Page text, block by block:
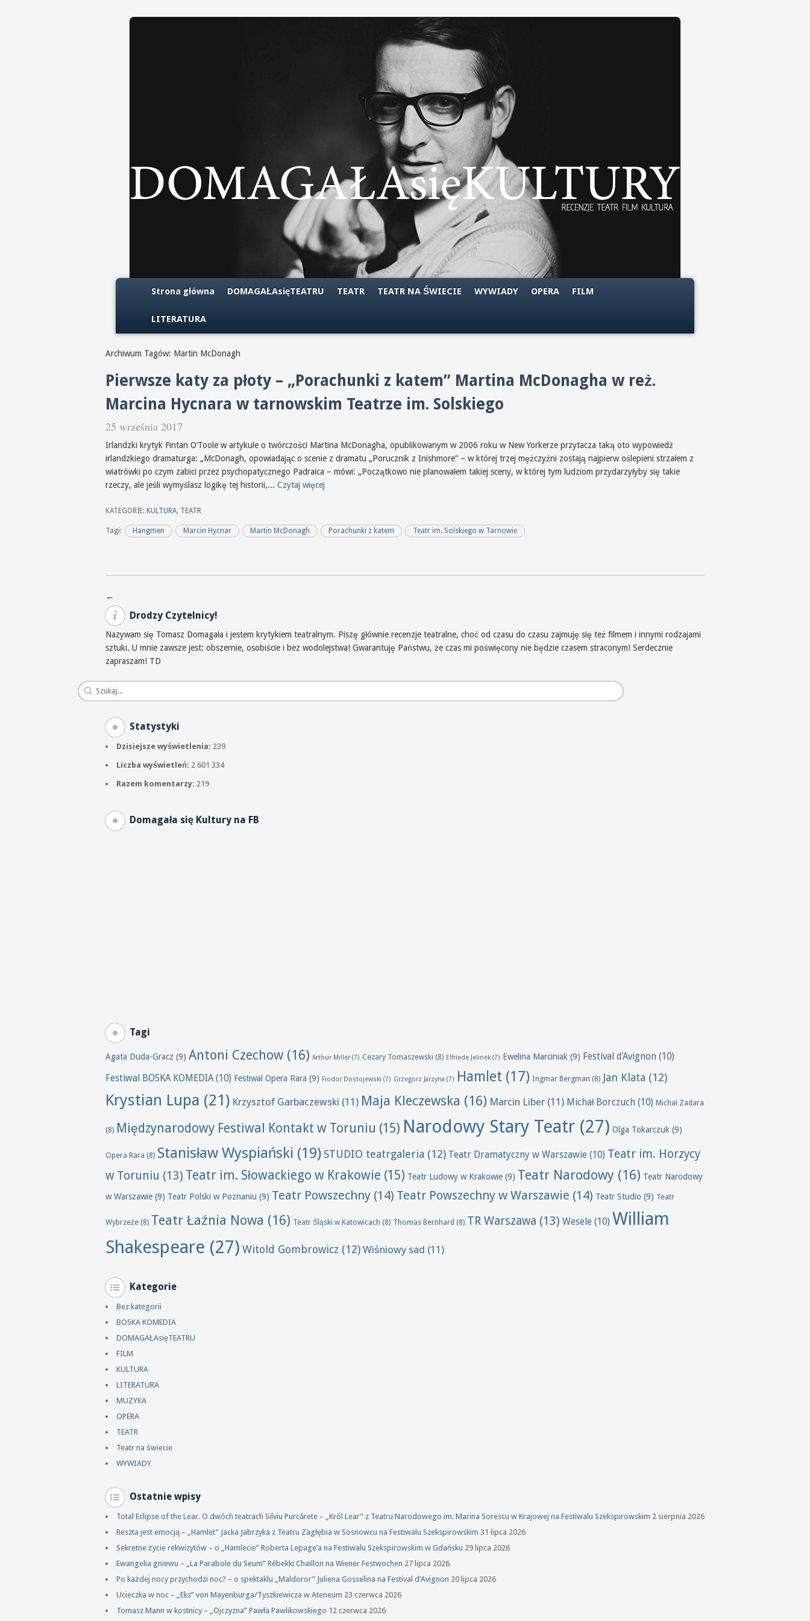
Strona główna DOMAGAŁAsięTEATRU TEATR TEATR NA ŚWIECIE WYWIADY OPERA FILM
LITERATURA
Archiwum Tagów: Martin McDonagh
Pierwsze katy za płoty – „Porachunki z katem” Martina McDonagha w reż.
Marcina Hycnara w tarnowskim Teatrze im. Solskiego
25 września 2017
Irlandzki krytyk Fintan O’Toole w artykule o twórczości Martina McDonagha, opublikowanym w 2006 roku w New Yorkerze przytacza taką oto wypowiedź
irlandzkiego dramaturga: „McDonagh, opowiadając o scenie z dramatu „Porucznik z Inishmore” – w której trzej mężczyźni zostają najpierw oślepieni strzałem z
wiatrówki po czym zabici przez psychopatycznego Padraica – mówi: „Początkowo nie planowałem takiej sceny, w której tym ludziom przydarzyłyby się takie
rzeczy, ale jeśli wymyślasz logikę tej historii,... Czytaj więcej
KATEGORIE: KULTURA TEATR
Tagi: Hangmen Marcin Hycnar Martin McDonagh Porachunki z katem Teatr im. Solskiego w Tarnowie
Nawigacja po wpisach
←
Drodzy Czytelnicy!
Nazywam się Tomasz Domagała i jestem krytykiem teatralnym. Piszę głównie recenzje teatralne, choć od czasu do czasu zajmuję się też filmem i innymi rodzajami
sztuki. U mnie zawsze jest: obszernie, osobiście i bez wodolejstwa! Gwarantuję Państwu, że czas mi poświęcony nie będzie czasem straconym! Serdecznie
zapraszam! TD
Statystyki
Dzisiejsze wyświetlenia: 239
Liczba wyświetleń: 2 601 334
Razem komentarzy: 219
Domagała się Kultury na FB
Tagi
Agata Duda-Gracz (9) Antoni Czechow (16) Arthur Miller (7) Cezary Tomaszewski (8) Elfriede Jelinek(7) Ewelina Marciniak (9) Festival d'Avignon (10)
Festiwal BOSKA KOMEDIA(10) Festiwal Opera Rara (9) Fiodor Dostojewski (7) Grzegorz Jarzyna (7) Hamlet (17) Ingmar Bergman (8) Jan Klata (12)
Krystian Lupa (21) Krzysztof Garbaczewski (11) Maja Kleczewska (16) Marcin Liber (11) Michał Borczuch (10) Michał Zadara
(8) Międzynarodowy Festiwal Kontakt w Toruniu (15) Narodowy Stary Teatr (27) Olga Tokarczuk (9)
Opera Rara (8) Stanisław Wyspiański (19) STUDIO teatrgaleria (12) Teatr Dramatyczny w Warszawie (10) Teatr im. Horzycy
w Toruniu (13) Teatr im. Słowackiego w Krakowie (15) Teatr Ludowy w Krakowie (9) Teatr Narodowy (16) Teatr Narodowy
w Warszawie (9) Teatr Polski w Poznaniu (9) Teatr Powszechny (14) Teatr Powszechny w Warszawie (14) Teatr Studio (9) Teatr
Wybrzeże (8) Teatr Łaźnia Nowa (16) Teatr Śląski w Katowicach (8) Thomas Bernhard (8) TR Warszawa (13) Wesele (10) William
Shakespeare (27) Witold Gombrowicz (12) Wiśniowy sad (11)
Kategorie
Bez kategorii
BOSKA KOMEDIA
DOMAGAŁAsięTEATRU
FILM
KULTURA
LITERATURA
MUZYKA
OPERA
TEATR
Teatr na świecie
WYWIADY
Ostatnie wpisy
Total Eclipse of the Lear. O dwóch teatrach Silviu Purcărete – „Król Lear” z Teatru Narodowego im. Marina Sorescu w Krajowej na Festiwalu Szekspirowskim 2 sierpnia 2026
Reszta jest emocją – „Hamlet” Jacka Jabrzyka z Teatru Zagłębia w Sosnowcu na Festiwalu Szekspirowskim 31 lipca 2026
Sekretne życie rekwizytów – o „Hamlecie” Roberta Lepage’a na Festiwalu Szekspirowskim w Gdańsku 29 lipca 2026
Ewangelia gniewu – „La Parabole du Seum” Rébekki Chaillon na Wiener Festwochen 27 lipca 2026
Po każdej nocy przychodzi noc? – o spektaklu „Maldoror” Juliena Gosselina na Festival d’Avignon 20 lipca 2026
Ucieczka w noc – „Eks” von Mayenburga/Tyszkiewicza w Ateneum 23 czerwca 2026
Tomasz Mann w kostnicy – „Ojczyzna” Pawła Pawlikowskiego 12 czerwca 2026